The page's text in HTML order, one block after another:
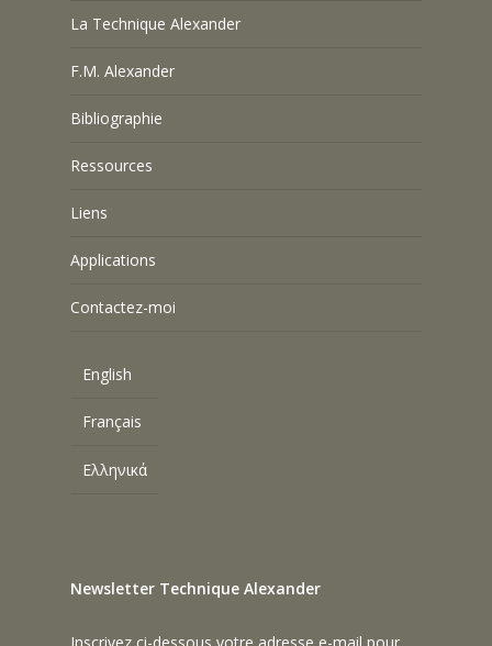
La Technique Alexander
F.M. Alexander
Bibliographie
Ressources
Liens
Applications
Contactez-moi
English
Français
Ελληνικά
Newsletter Technique Alexander